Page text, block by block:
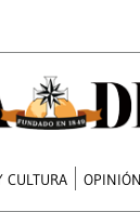
CULTURA OPINIÓN